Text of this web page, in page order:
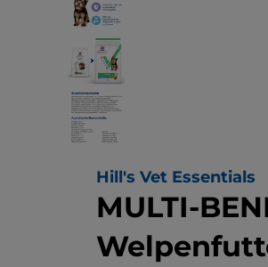
Hill's Vet Essentials
MULTI-